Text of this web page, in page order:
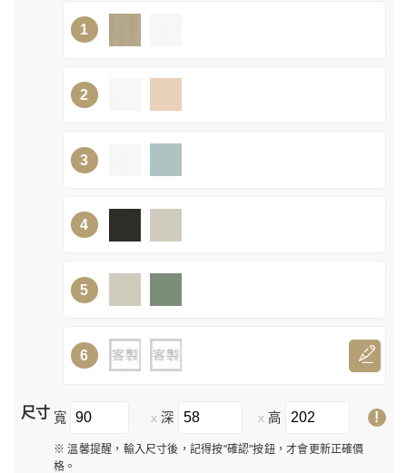
1
2
3
4
5
6
尺寸 寬 x 深 x 高 !
※ 溫馨提醒，輸入尺寸後，記得按"確認"按鈕，才會更新正確價
格。